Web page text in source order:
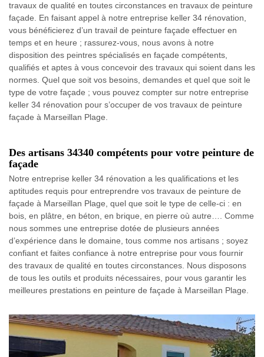
travaux de qualité en toutes circonstances en travaux de peinture
façade. En faisant appel à notre entreprise keller 34 rénovation,
vous bénéficierez d’un travail de peinture façade effectuer en
temps et en heure ; rassurez-vous, nous avons à notre
disposition des peintres spécialisés en façade compétents,
qualifiés et aptes à vous concevoir des travaux qui soient dans les
normes. Quel que soit vos besoins, demandes et quel que soit le
type de votre façade ; vous pouvez compter sur notre entreprise
keller 34 rénovation pour s’occuper de vos travaux de peinture
façade à Marseillan Plage.
Des artisans 34340 compétents pour votre peinture de
façade
Notre entreprise keller 34 rénovation a les qualifications et les
aptitudes requis pour entreprendre vos travaux de peinture de
façade à Marseillan Plage, quel que soit le type de celle-ci : en
bois, en plâtre, en béton, en brique, en pierre où autre…. Comme
nous sommes une entreprise dotée de plusieurs années
d’expérience dans le domaine, tous comme nos artisans ; soyez
confiant et faites confiance à notre entreprise pour vous fournir
des travaux de qualité en toutes circonstances. Nous disposons
de tous les outils et produits nécessaires, pour vous garantir les
meilleures prestations en peinture de façade à Marseillan Plage.